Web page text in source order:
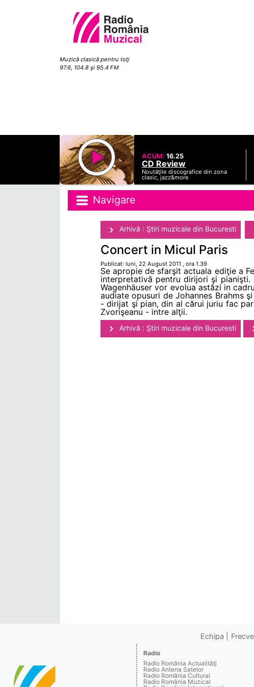
Muzică clasică pentru toţi
97.6, 104.8 şi 95.4 FM
ACUM: 16.25
CD Review
Noutăţile discografice din zona
clasic, jazz&more
Navigare
Arhivă : Ştiri muzicale din Bucuresti
Concert in Micul Paris
Publicat: luni, 22 August 2011 , ora 1.39
Se apropie de sfarşit actuala ediţie a
interpretativă pentru dirijori şi pianişti.
Wagenhäuser vor evolua astăzi in
audiate opusuri de Johannes Brahms
- dirijat şi pian, din al cărui juriu fac
Zvorişeanu - intre alţii.
Arhivă : Ştiri muzicale din Bucuresti
Echipa
Radio
Radio România Actualităţi
Radio Antena Satelor
Radio România Cultural
Radio România Muzical